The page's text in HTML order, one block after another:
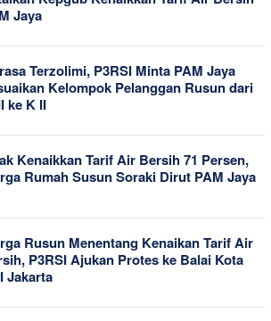
Jaya
Terzolimi, P3RSI Minta PAM Jaya
Kelompok Pelanggan Rusun dari
ke K II
Kenaikkan Tarif Air Bersih 71 Persen,
Rumah Susun Soraki Dirut PAM Jaya
Rusun Menentang Kenaikan Tarif Air
P3RSI Ajukan Protes ke Balai Kota
Jakarta